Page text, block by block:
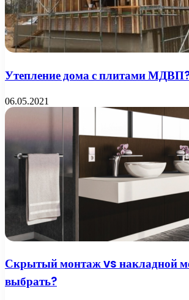
Утепление дома с плитами
06.05.2021
Скрытый монтаж vs накладной
выбрать?